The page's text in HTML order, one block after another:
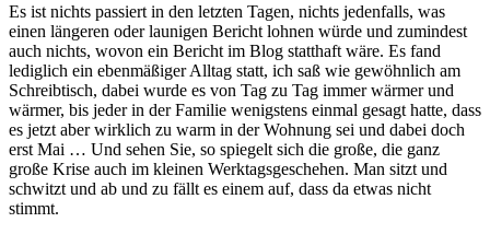
Es ist nichts passiert in den letzten Tagen, nichts jedenfalls, was
einen längeren oder launigen Bericht lohnen würde und zumindest
auch nichts, wovon ein Bericht im Blog statthaft wäre. Es fand
lediglich ein ebenmäßiger Alltag statt, ich saß wie gewöhnlich am
Schreibtisch, dabei wurde es von Tag zu Tag immer wärmer und
wärmer, bis jeder in der Familie wenigstens einmal gesagt hatte, dass
es jetzt aber wirklich zu warm in der Wohnung sei und dabei doch
erst Mai … Und sehen Sie, so spiegelt sich die große, die ganz
große Krise auch im kleinen Werktagsgeschehen. Man sitzt und
schwitzt und ab und zu fällt es einem auf, dass da etwas nicht
stimmt.